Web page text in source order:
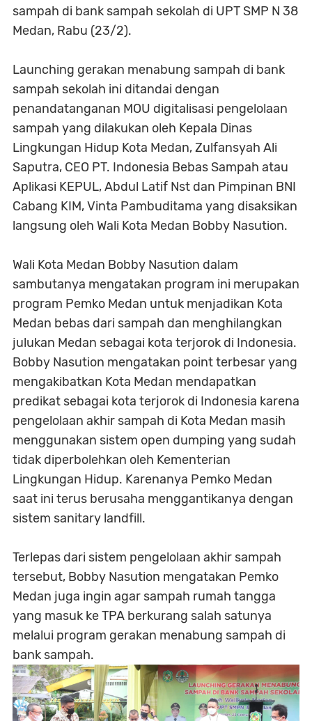
sampah di bank sampah sekolah di UPT SMP N 38
Medan, Rabu (23/2).
Launching gerakan menabung sampah di bank
sampah sekolah ini ditandai dengan
penandatanganan MOU digitalisasi pengelolaan
sampah yang dilakukan oleh Kepala Dinas
Lingkungan Hidup Kota Medan, Zulfansyah Ali
Saputra, CEO PT. Indonesia Bebas Sampah atau
Aplikasi KEPUL, Abdul Latif Nst dan Pimpinan BNI
Cabang KIM, Vinta Pambuditama yang disaksikan
langsung oleh Wali Kota Medan Bobby Nasution.
Wali Kota Medan Bobby Nasution dalam
sambutanya mengatakan program ini merupakan
program Pemko Medan untuk menjadikan Kota
Medan bebas dari sampah dan menghilangkan
julukan Medan sebagai kota terjorok di Indonesia.
Bobby Nasution mengatakan point terbesar yang
mengakibatkan Kota Medan mendapatkan
predikat sebagai kota terjorok di Indonesia karena
pengelolaan akhir sampah di Kota Medan masih
menggunakan sistem open dumping yang sudah
tidak diperbolehkan oleh Kementerian
Lingkungan Hidup. Karenanya Pemko Medan
saat ini terus berusaha menggantikanya dengan
sistem sanitary landfill.
Terlepas dari sistem pengelolaan akhir sampah
tersebut, Bobby Nasution mengatakan Pemko
Medan juga ingin agar sampah rumah tangga
yang masuk ke TPA berkurang salah satunya
melalui program gerakan menabung sampah di
bank sampah.